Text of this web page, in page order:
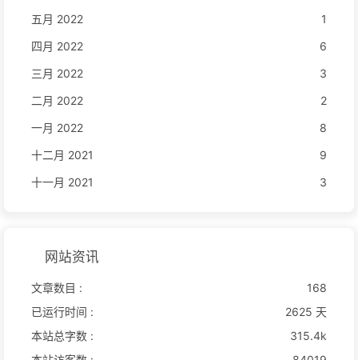
五月 2022
1
四月 2022
6
三月 2022
3
二月 2022
2
一月 2022
8
十二月 2021
9
十一月 2021
3
网站资讯
文章数目 :
168
已运行时间 :
2625 天
本站总字数 :
315.4k